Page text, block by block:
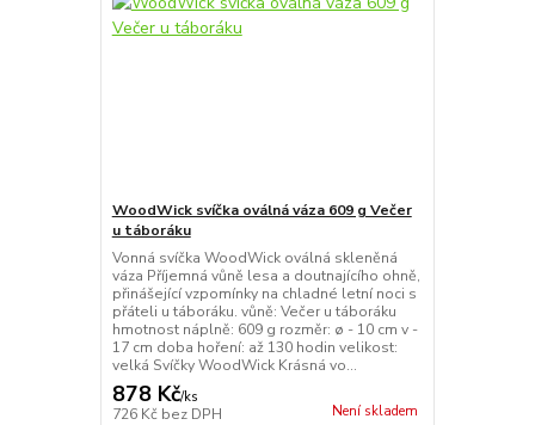
WoodWick svíčka oválná váza 609 g Večer
u táboráku
Vonná svíčka WoodWick oválná skleněná
váza Příjemná vůně lesa a doutnajícího ohně,
přinášející vzpomínky na chladné letní noci s
přáteli u táboráku. vůně: Večer u táboráku
hmotnost náplně: 609 g rozměr: ø - 10 cm v -
17 cm doba hoření: až 130 hodin velikost:
velká Svíčky WoodWick Krásná vo...
878 Kč/ks
726 Kč bez DPH Není skladem